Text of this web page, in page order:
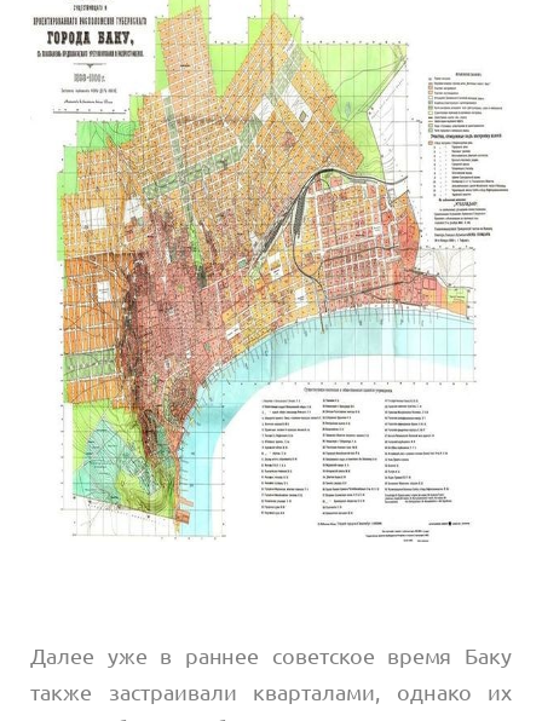
Далее уже в раннее советское время Баку
также застраивали кварталами, однако их